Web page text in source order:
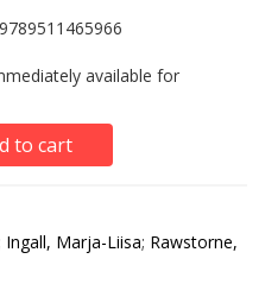
available for
to cart
Ingall, Marja-Liisa; Rawstorne,